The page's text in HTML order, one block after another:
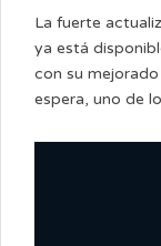
La fuerte
ya está
con su
espera, uno de